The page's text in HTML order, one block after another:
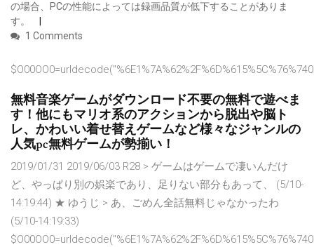
の場合、PCの性能によっては録画品質が低下することがありま
す。
1 Comments
無料音楽ゲームがダウンロード不要の無料で遊べま
す！他にもマリオ系のアクションから脱出や脳ト
レ、かわいい着せ替えゲームなど様々なジャンルの
人気pc無料ゲームが勢揃い！
2019/01/31 2019/06/03 R28 > ゲームはゲームで凄いんだけ
ど、やっぱり別の娯楽であり、足りない部分もあって、 (5/10-
14:19:44) ★ ゆうじ > あ、ごめん全話無料じゃなかったわ
(5/10-14:19:33)